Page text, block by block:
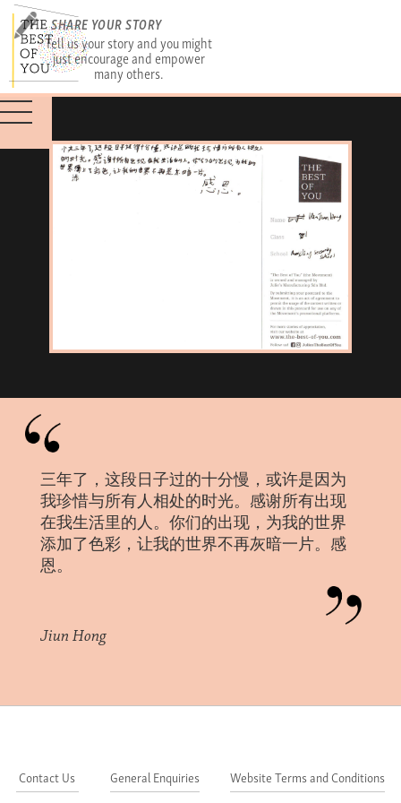
SHARE YOUR STORY
Tell us your story and you might
just encourage and empower
many others.
三年了，这段日子过的十分慢，或许是因为
我珍惜与所有人相处的时光。感谢所有出现
在我生活里的人。你们的出现，为我的世界
添加了色彩，让我的世界不再灰暗一片。感
恩。
Jiun Hong
Contact Us General Enquiries Website Terms and Conditions